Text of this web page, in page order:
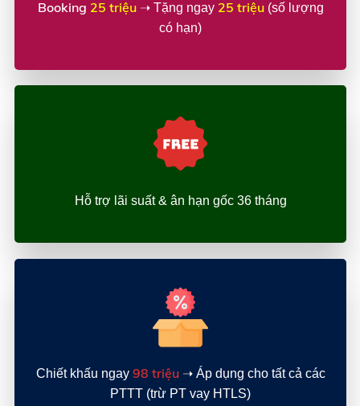
Booking 25 triệu➝ Tặng ngay 25 triệu(số lượng
có hạn)
Hỗ trợ lãi suất & ân hạn gốc 36 tháng
Chiết khấu ngay 98 triệu➝ Áp dụng cho tất cả các
PTTT (trừ PT vay HTLS)